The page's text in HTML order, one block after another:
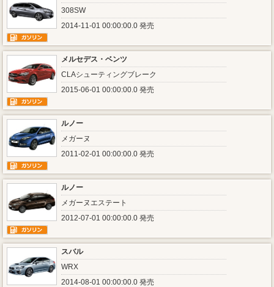
308SW
2014-11-01 00:00:00.0 発売
メルセデス・ベンツ
CLAシューティングブレーク
2015-06-01 00:00:00.0 発売
ルノー
メガーヌ
2011-02-01 00:00:00.0 発売
ルノー
メガーヌエステート
2012-07-01 00:00:00.0 発売
スバル
WRX
2014-08-01 00:00:00.0 発売